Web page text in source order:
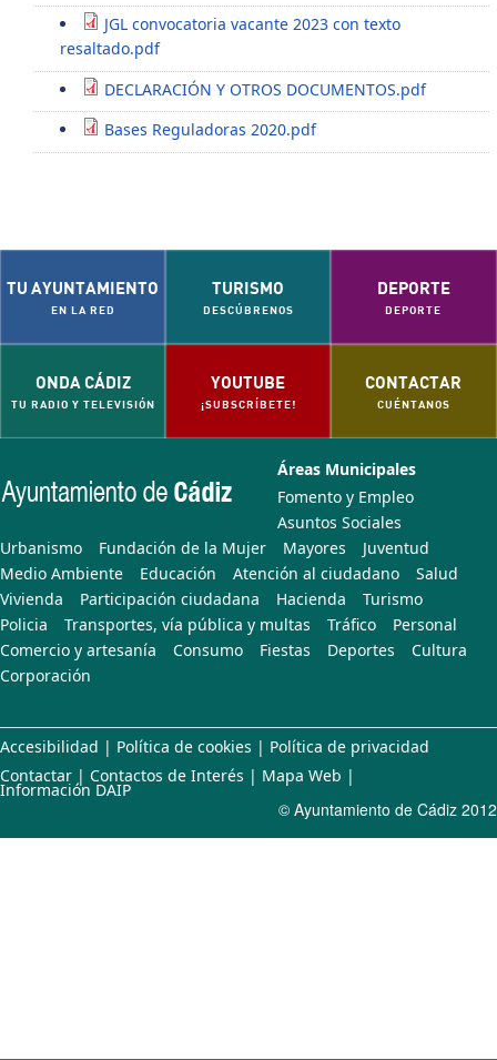
JGL convocatoria vacante 2023 con texto
resaltado.pdf
DECLARACIÓN Y OTROS DOCUMENTOS.pdf
Bases Reguladoras 2020.pdf
TU AYUNTAMIENTO
EN LA RED
TURISMO
DESCÚBRENOS
DEPORTE
DEPORTE
ONDA CÁDIZ
TU RADIO Y TELEVISIÓN
YOUTUBE
¡SUBSCRÍBETE!
CONTACTAR
CUÉNTANOS
Áreas Municipales
Fomento y Empleo
Asuntos Sociales
Urbanismo
Fundación de la Mujer Mayores
Juventud
Medio Ambiente
Educación Atención al ciudadano
Salud
Vivienda
Participación ciudadana Hacienda
Turismo
Policia
Transportes, vía pública y multas Tráfico
Personal
Comercio y artesanía
Consumo Fiestas Deportes
Cultura
Corporación
Accesibilidad | Política de cookies | Política de privacidad
Contactar | Contactos de Interés | Mapa Web |
Información DAIP
© Ayuntamiento de Cádiz 2012